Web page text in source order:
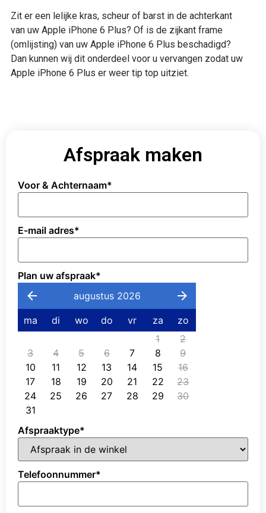
Zit er een lelijke kras, scheur of barst in de achterkant
van uw Apple iPhone 6 Plus? Of is de zijkant frame
(omlijsting) van uw Apple iPhone 6 Plus beschadigd?
Dan kunnen wij dit onderdeel voor u vervangen zodat uw
Apple iPhone 6 Plus er weer tip top uitziet.
Afspraak maken
Voor & Achternaam*
E-mail adres*
Plan uw afspraak*
augustus 2026
ma di wo do vr za
zo
1
2
3
4 5 6 7 8
9
10
11 12 13 14 15
16
17
18 19 20 21 22
23
24
25 26 27 28 29
30
31
Afspraaktype*
Telefoonnummer*